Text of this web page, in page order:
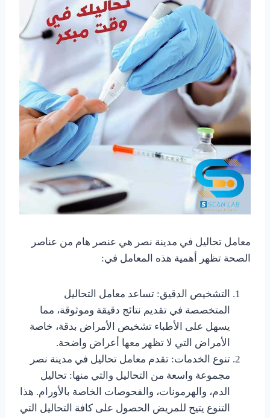
معامل تحاليل في مدينة نصر هي عنصر هام من عناصر
الصحة تظهر أهمية هذه المعامل في:
التشخيص الدقيق: تساعد معامل التحاليل
المتخصصة في تقديم نتائج دقيقة وموثوقة، مما
يسهل على الأطباء تشخيص الأمراض بدقة، خاصة
الأمراض التي لا تظهر معها أعراض واضحة.
تنوع الخدمات: تقدم معامل تحاليل في مدينة نصر
مجموعة واسعة من التحاليل والتي منها: تحاليل
الدم، والهرمونات، والفحوصات الخاصة بالأورام. هذا
التنوع يتيح للمريض الحصول على كافة التحاليل التي